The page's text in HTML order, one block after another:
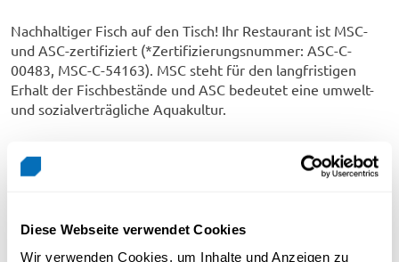
Diese Webseite verwendet Cookies
Wir verwenden Cookies, um Inhalte und Anzeigen zu
Nachhaltiger Fisch auf den Tisch! Ihr Restaurant ist MSC-
und ASC-zertifiziert (*Zertifizierungsnummer: ASC-C-
00483, MSC-C-54163). MSC steht für den langfristigen
Erhalt der Fischbestände und ASC bedeutet eine umwelt-
und sozialverträgliche Aquakultur.
SUISSE-Standard mit viel Freilauf gehalten werden. Im
Sommer fressen die Kühe frisches Gras auf der Weide, im